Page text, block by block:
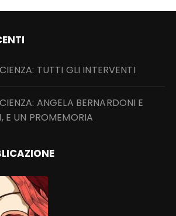
TUTTI GLI INTERVENTI
ANGELA BERNARDONI E
E UN PROMEMORIA